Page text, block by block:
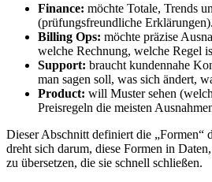
Finance: möchte Totale, Trends
(prüfungsfreundliche Erklärungen).
Billing Ops: möchte präzise
welche Rechnung, welche Regel
Support: braucht kundennahe
man sagen soll, was sich ändert,
Product: will Muster sehen
Preisregeln die meisten
Dieser Abschnitt definiert die „Formen“
dreht sich darum, diese Formen in
zu übersetzen, die sie schnell schließen.